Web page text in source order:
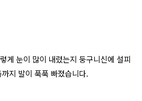
게 눈이 많이 내렸는지 둥구니신에 설피
지 발이 푹푹 빠졌습니다.